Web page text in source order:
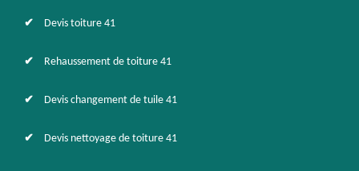
Devis toiture 41
Rehaussement de toiture 41
Devis changement de tuile 41
Devis nettoyage de toiture 41